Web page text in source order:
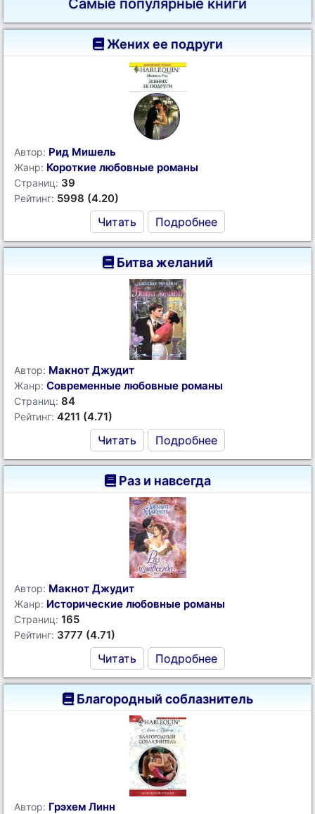
Самые популярные книги
Жених ее подруги
Автор: Рид Мишель
Жанр: Короткие любовные романы
Страниц: 39
Рейтинг: 5998 (4.20)
Читать Подробнее
Битва желаний
Автор: Макнот Джудит
Жанр: Современные любовные романы
Страниц: 84
Рейтинг: 4211 (4.71)
Читать Подробнее
Раз и навсегда
Автор: Макнот Джудит
Жанр: Исторические любовные романы
Страниц: 165
Рейтинг: 3777 (4.71)
Читать Подробнее
Благородный соблазнитель
Автор: Грэхем Линн